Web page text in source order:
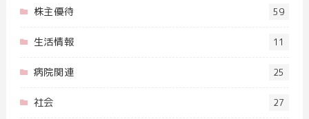
株主優待 59
生活情報 11
病院関連 25
社会 27